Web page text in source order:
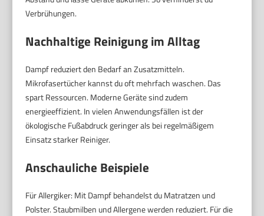
Verbrühungen.
Nachhaltige Reinigung im Alltag
Dampf reduziert den Bedarf an Zusatzmitteln.
Mikrofasertücher kannst du oft mehrfach waschen. Das
spart Ressourcen. Moderne Geräte sind zudem
energieeffizient. In vielen Anwendungsfällen ist der
ökologische Fußabdruck geringer als bei regelmäßigem
Einsatz starker Reiniger.
Anschauliche Beispiele
Für Allergiker: Mit Dampf behandelst du Matratzen und
Polster. Staubmilben und Allergene werden reduziert. Für die